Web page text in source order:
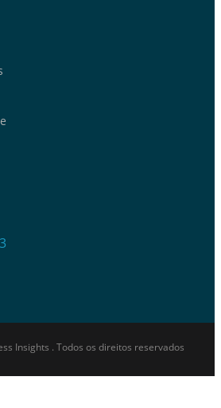
Insights . Todos os direitos reservados